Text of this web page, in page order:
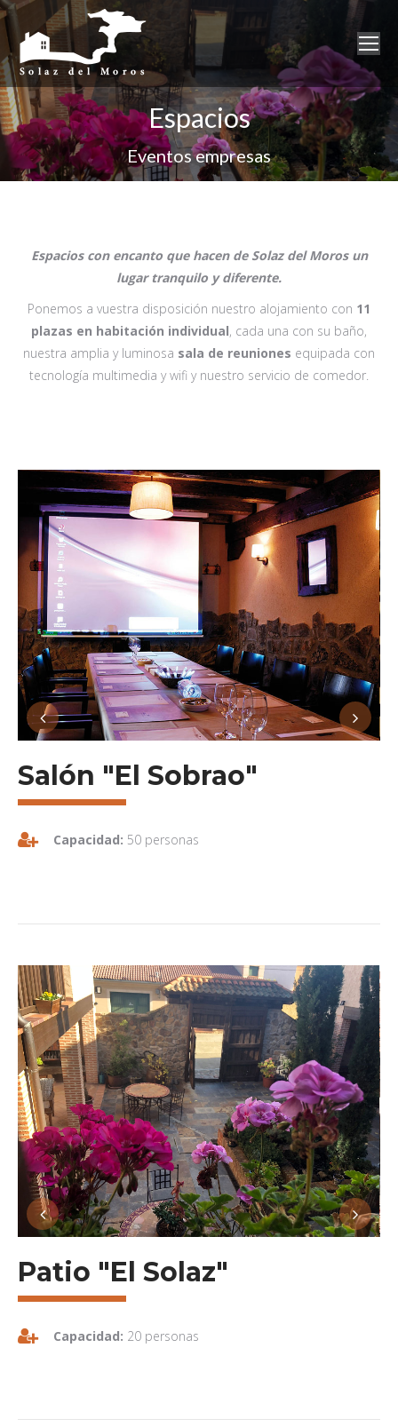
Espacios
Eventos empresas
Espacios con encanto que hacen de Solaz del Moros un
lugar tranquilo y diferente.
Ponemos a vuestra disposición nuestro alojamiento con 11
plazas en habitación individual, cada una con su baño,
nuestra amplia y luminosa sala de reuniones equipada con
tecnología multimedia y wifi y nuestro servicio de comedor.
Salón "El Sobrao"
Capacidad: 50 personas
Patio "El Solaz"
Capacidad: 20 personas